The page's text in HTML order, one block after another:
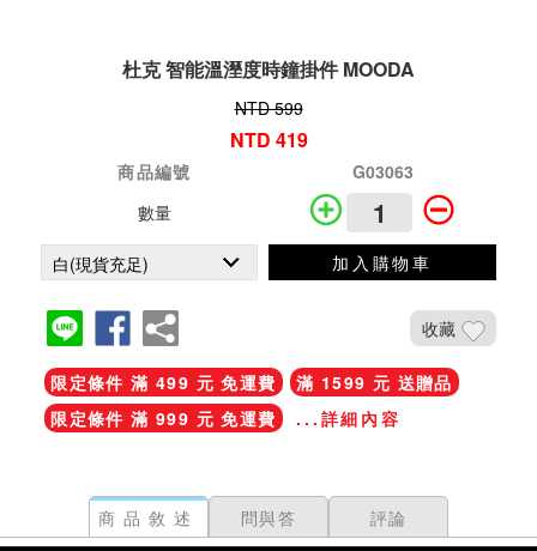
杜克 智能溫溼度時鐘掛件 MOODA
NTD 599
NTD 419
商品編號
G03063
數量
加入購物車
收藏
限定條件 滿 499 元 免運費
滿 1599 元 送贈品
限定條件 滿 999 元 免運費
...詳細內容
商品敘述 問與答 評論